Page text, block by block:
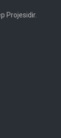
Projesidir.